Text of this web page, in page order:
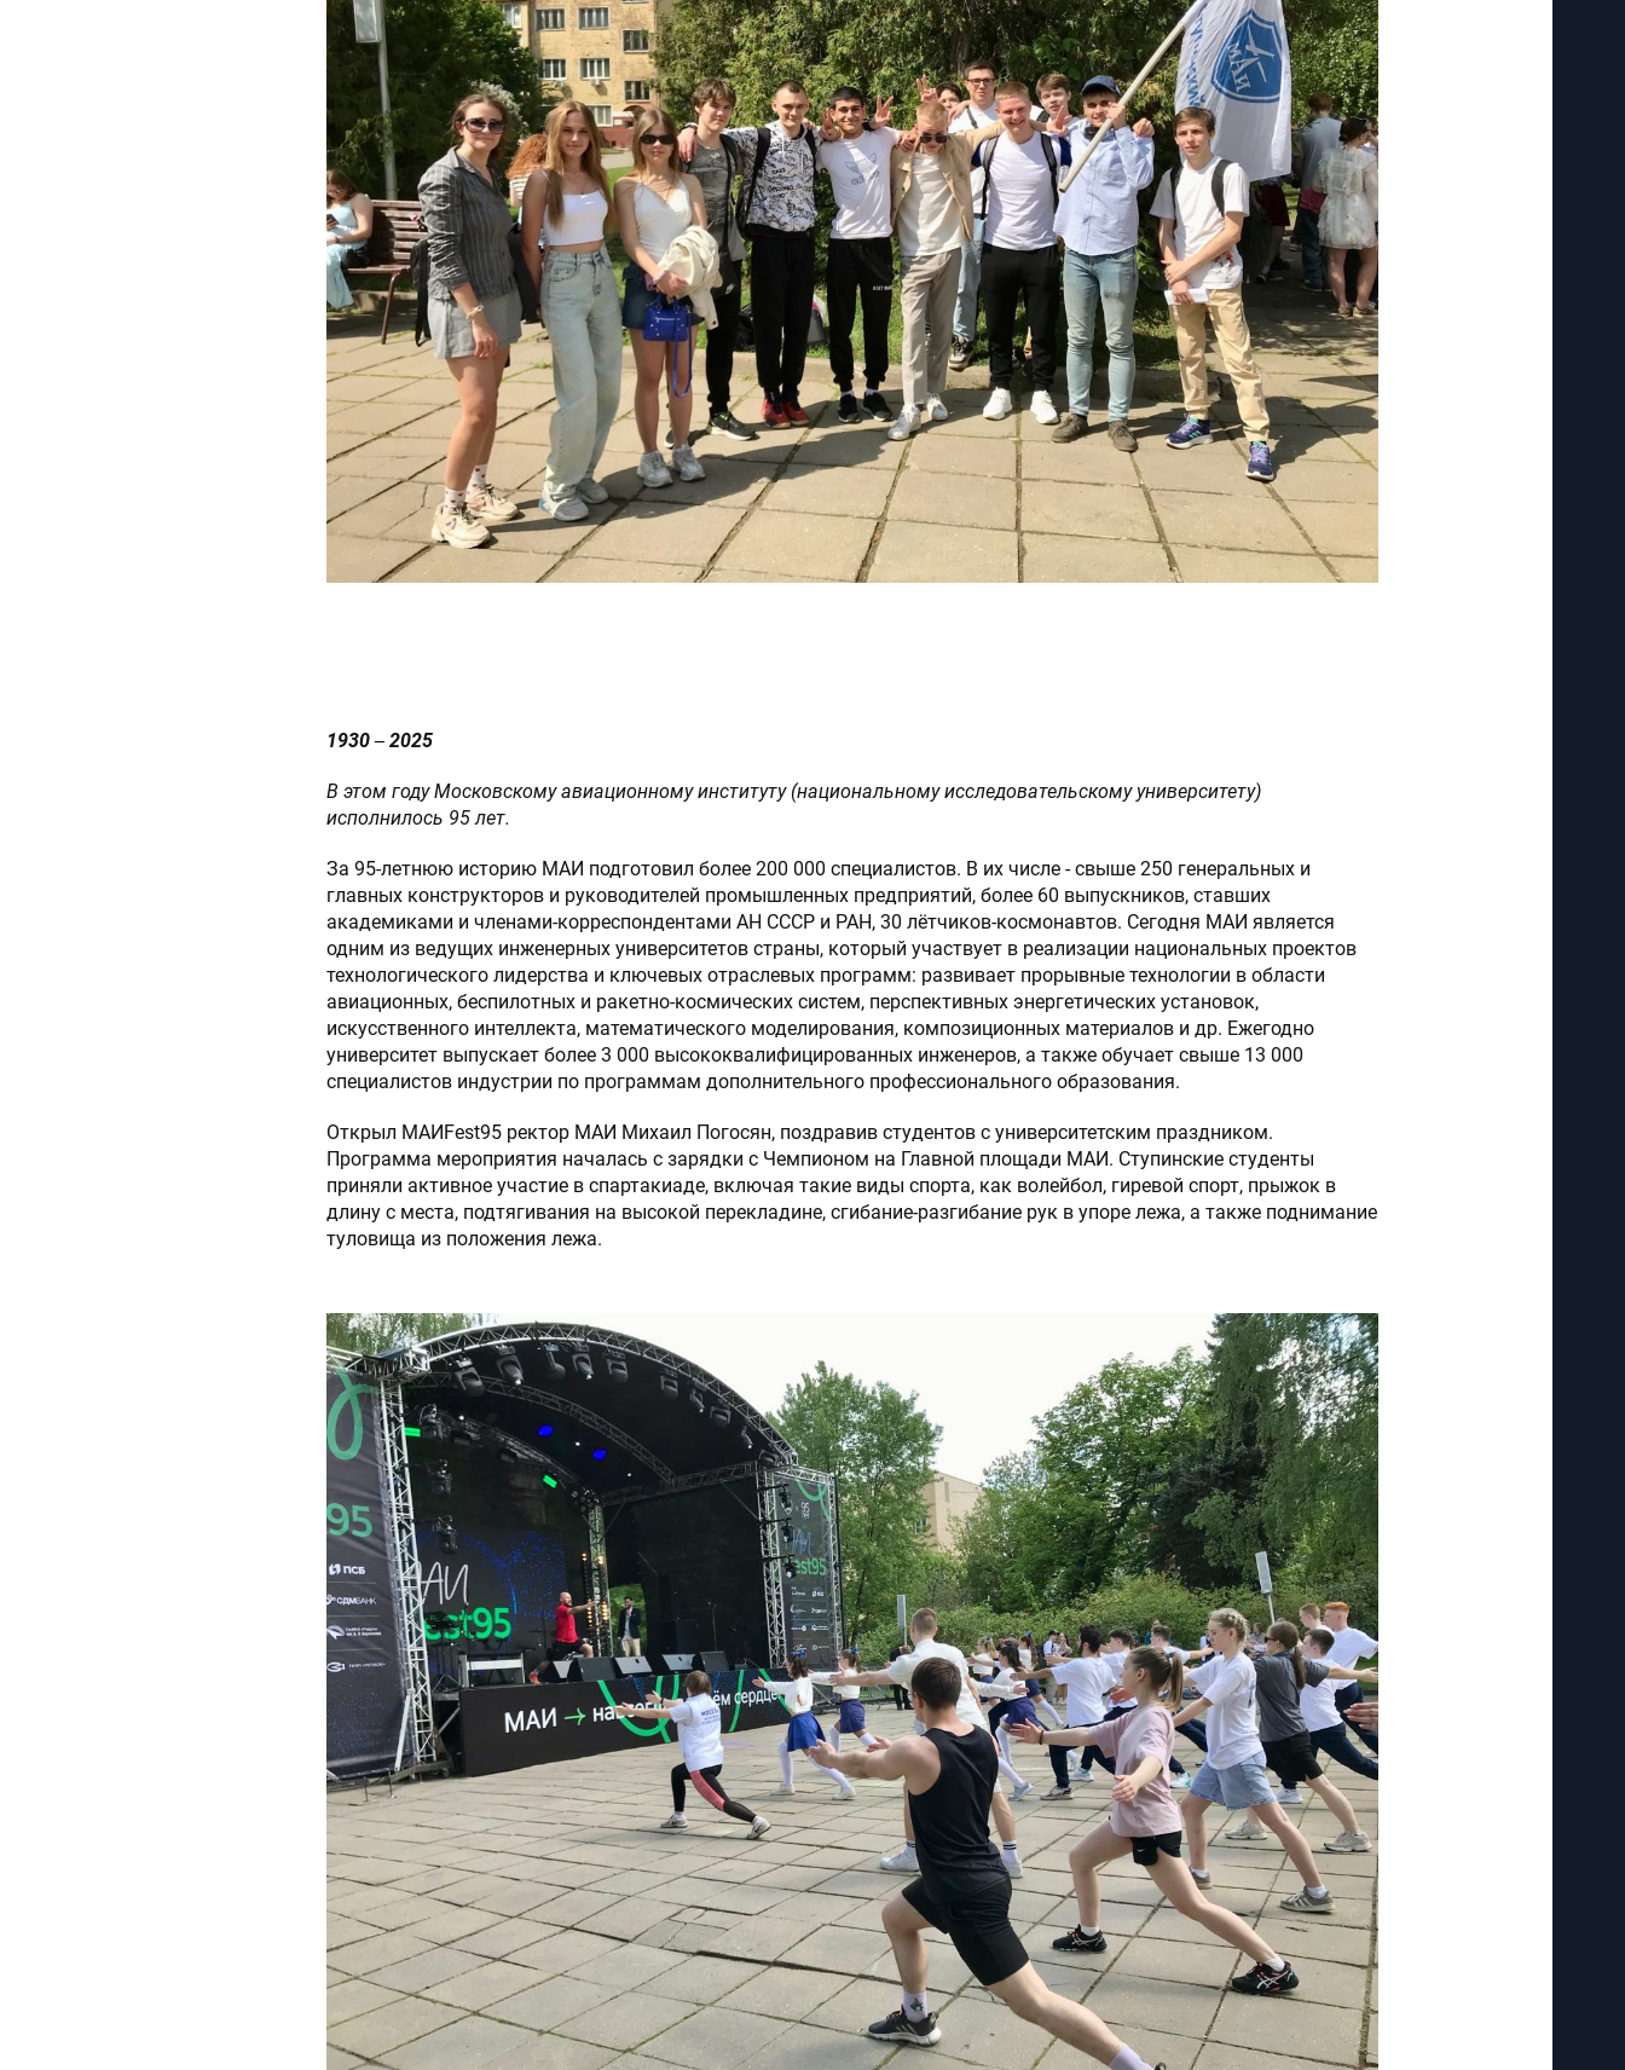
Кафедры
1930 ‒ 2025
В этом году Московскому авиационному институту (национальному исследовательскому университету)
исполнилось 95 лет.
За 95-летнюю историю МАИ подготовил более 200 000 специалистов. В их числе - свыше 250 генеральных и
главных конструкторов и руководителей промышленных предприятий, более 60 выпускников, ставших
академиками и членами-корреспондентами АН СССР и РАН, 30 лётчиков-космонавтов. Сегодня МАИ является
одним из ведущих инженерных университетов страны, который участвует в реализации национальных проектов
технологического лидерства и ключевых отраслевых программ: развивает прорывные технологии в области
авиационных, беспилотных и ракетно-космических систем, перспективных энергетических установок,
искусственного интеллекта, математического моделирования, композиционных материалов и др. Ежегодно
университет выпускает более 3 000 высококвалифицированных инженеров, а также обучает свыше 13 000
специалистов индустрии по программам дополнительного профессионального образования.
Открыл МАИFest95 ректор МАИ Михаил Погосян, поздравив студентов с университетским праздником.
Программа мероприятия началась с зарядки с Чемпионом на Главной площади МАИ. Ступинские студенты
приняли активное участие в спартакиаде, включая такие виды спорта, как волейбол, гиревой спорт, прыжок в
длину с места, подтягивания на высокой перекладине, сгибание-разгибание рук в упоре лежа, а также поднимание
туловища из положения лежа.